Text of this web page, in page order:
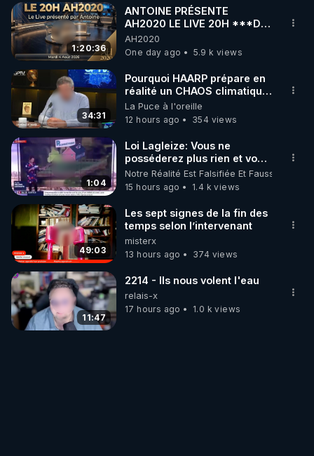
▶ 30 jours gratuit sur l’application de méditation et
de bien-être ENVOL :
Rendez-vous sur https://www.envol.app/code
le code : REGENERE
1:20:36
ANTOINE PRÉSENTE
AH2020 LE LIVE 20H ***DU
04/08/2026*** 📷LE
GRAND RÉVEIL EST EN
MARCHE 📷
AH2020
One day ago
5.9 k views
34:31
Pourquoi HAARP prépare en
réalité un CHAOS climatique,
on répond
La Puce à l'oreille
12 hours ago
354 views
1:04
Loi Lagleize: Vous ne
posséderez plus rien et vous
serez heureux !
Notre Réalité Est Falsifiée Et Fausse
15 hours ago
1.4 k views
49:03
Les sept signes de la fin des
temps selon l’intervenant
misterx
13 hours ago
374 views
11:47
2214 - Ils nous volent l'eau
relais-x
17 hours ago
1.0 k views